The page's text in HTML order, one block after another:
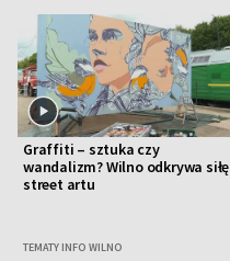
Graffiti – sztuka czy
wandalizm? Wilno odkrywa siłę
street artu
TEMATY INFO WILNO